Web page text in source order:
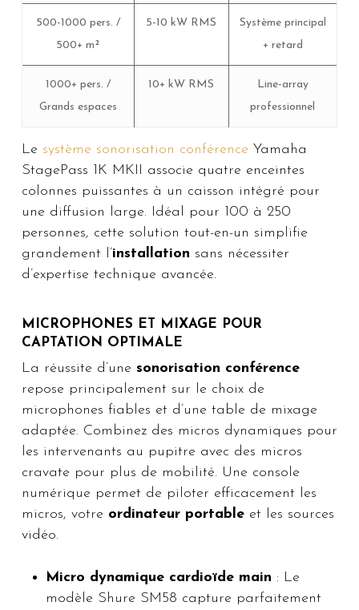
500-1000 pers. /
500+ m²
5-10 kW RMS
Système principal
+ retard
1000+ pers. /
Grands espaces
10+ kW RMS
Line-array
professionnel
Le système sonorisation conférence Yamaha
StagePass 1K MKII associe quatre enceintes
colonnes puissantes à un caisson intégré pour
une diffusion large. Idéal pour 100 à 250
personnes, cette solution tout-en-un simplifie
grandement l’installation sans nécessiter
d’expertise technique avancée.
MICROPHONES ET MIXAGE POUR
CAPTATION OPTIMALE
La réussite d’une sonorisation conférence
repose principalement sur le choix de
microphones fiables et d’une table de mixage
adaptée. Combinez des micros dynamiques pour
les intervenants au pupitre avec des micros
cravate pour plus de mobilité. Une console
numérique permet de piloter efficacement les
micros, votre ordinateur portableet les sources
vidéo.
Micro dynamique cardioïde main : Le
modèle Shure SM58 capture parfaitement